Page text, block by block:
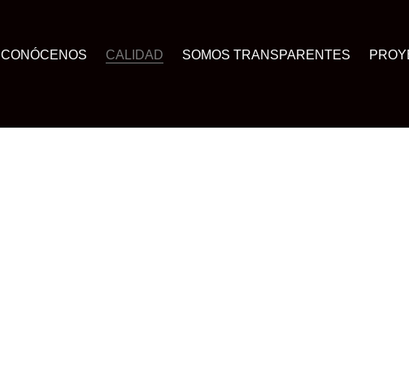
CONÓCENOS CALIDAD SOMOS TRANSPARENTES